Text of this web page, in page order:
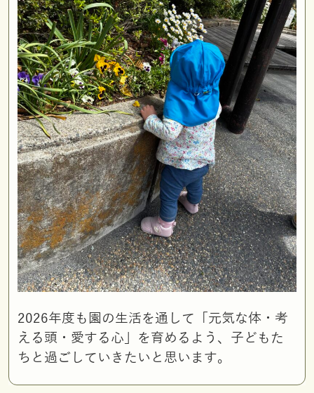
2026年度も園の生活を通して「元気な体・考
える頭・愛する心」を育めるよう、子どもた
ちと過ごしていきたいと思います。